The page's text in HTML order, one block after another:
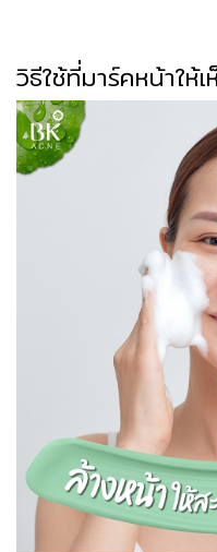
วิธีใช้ที่มาร์คหน้าให้